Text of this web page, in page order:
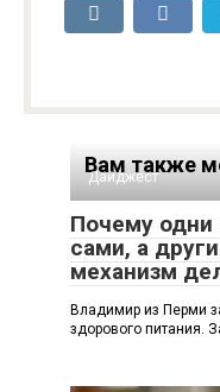
Вам также
Дайджест
Почему одни
сами, а
механизм
Владимир из Перми
здорового питания.